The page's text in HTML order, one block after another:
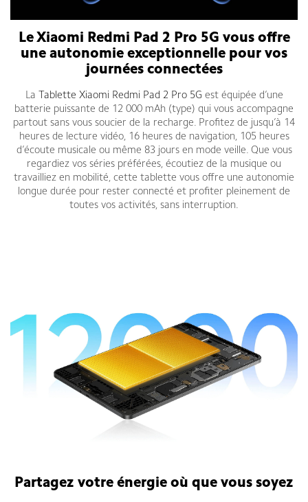
Le Xiaomi Redmi Pad 2 Pro 5G vous offre
une autonomie exceptionnelle pour vos
journées connectées
La Tablette Xiaomi Redmi Pad 2 Pro 5G est équipée d’une
batterie puissante de 12 000 mAh (type) qui vous accompagne
partout sans vous soucier de la recharge. Profitez de jusqu’à 14
heures de lecture vidéo, 16 heures de navigation, 105 heures
d’écoute musicale ou même 83 jours en mode veille. Que vous
regardiez vos séries préférées, écoutiez de la musique ou
travailliez en mobilité, cette tablette vous offre une autonomie
longue durée pour rester connecté et profiter pleinement de
toutes vos activités, sans interruption.
Partagez votre énergie où que vous soyez